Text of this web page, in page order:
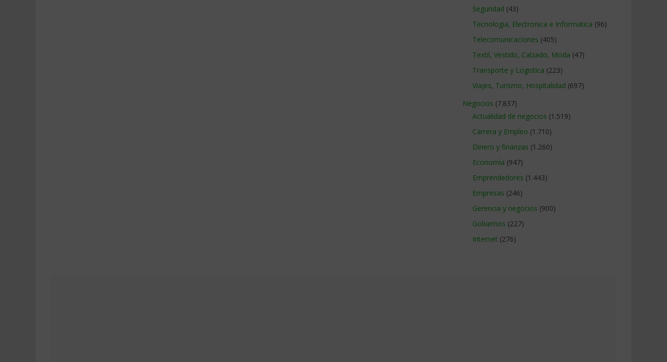
Seguridad (43)
Tecnologia, Electronica e Informatica (96)
Telecomunicaciones (405)
Textil, Vestido, Calzado, Moda (47)
Transporte y Logistica (223)
Viajes, Turismo, Hospitalidad (697)
Negocios (7.837)
Actualidad de negocios (1.519)
Carrera y Empleo (1.710)
Dinero y finanzas (1.260)
Economía (947)
Emprendedores (1.443)
Empresas (246)
Gerencia y negocios (900)
Gobiernos (227)
Internet (276)